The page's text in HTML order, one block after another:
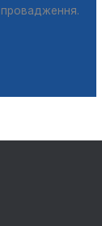
провадження.